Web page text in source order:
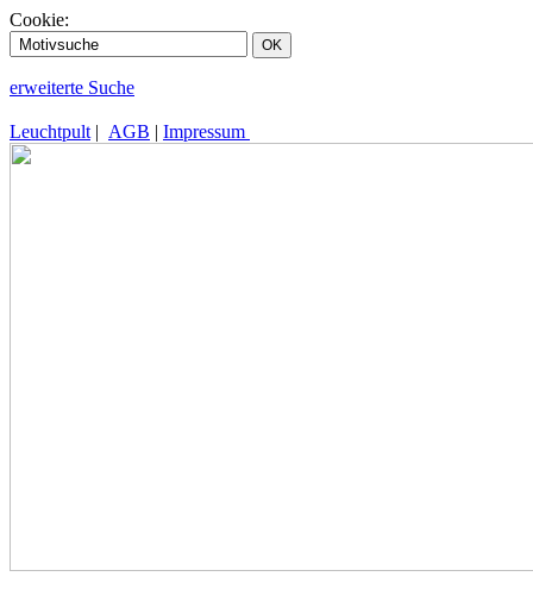
Cookie:
erweiterte Suche
Leuchtpult | AGB | Impressum